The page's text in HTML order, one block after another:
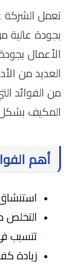
تعمل الشركة
بجودة عالية
الأعمال
العديد من
من الفوائد
المكيف
أهم
التخلص
تتسبب
زيادة